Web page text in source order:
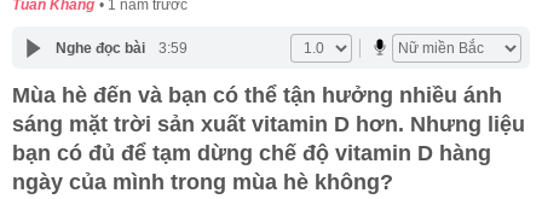
Tuấn Khang 1 năm trước
Nghe đọc bài 3:59
Mùa hè đến và bạn có thể tận hưởng nhiều ánh
sáng mặt trời sản xuất vitamin D hơn. Nhưng liệu
bạn có đủ để tạm dừng chế độ vitamin D hàng
ngày của mình trong mùa hè không?